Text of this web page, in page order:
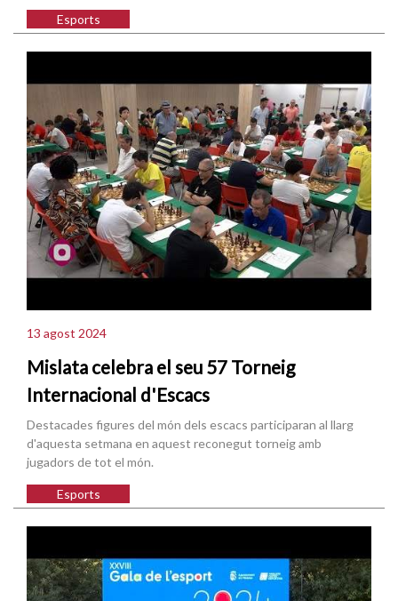
Esports
13 agost 2024
Mislata celebra el seu 57 Torneig
Internacional d'Escacs
Destacades figures del món dels escacs participaran al llarg
d'aquesta setmana en aquest reconegut torneig amb
jugadors de tot el món.
Esports